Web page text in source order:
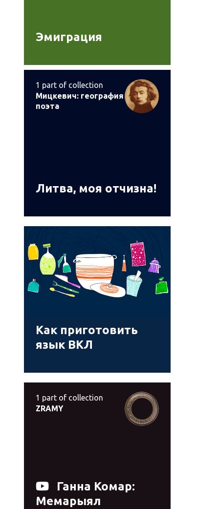
Эмиграция
1 part of collection
Мицкевич: география
поэта
Литва, моя отчизна!
Как приготовить
язык ВКЛ
1 part of collection
ZRAMY
Ганна Комар:
Мемарыял